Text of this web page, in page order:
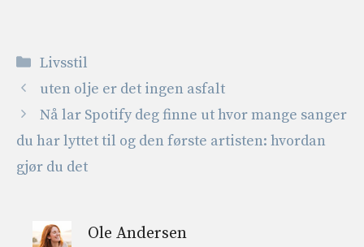
Kategorier
Livsstil
uten olje er det ingen asfalt
Nå lar Spotify deg finne ut hvor mange sanger
du har lyttet til og den første artisten: hvordan
gjør du det
Ole Andersen